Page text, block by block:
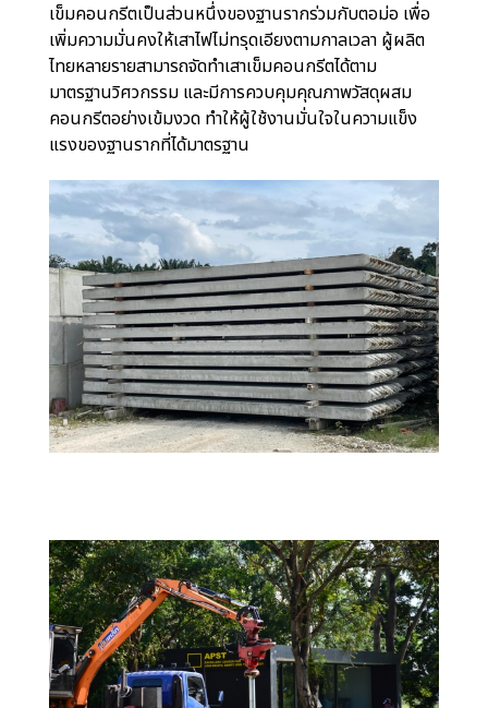
เข็มคอนกรีตเป็นส่วนหนึ่งของฐานรากร่วมกับตอม่อ เพื่อ
เพิ่มความมั่นคงให้เสาไฟไม่ทรุดเอียงตามกาลเวลา ผู้ผลิต
ไทยหลายรายสามารถจัดทำเสาเข็มคอนกรีตได้ตาม
มาตรฐานวิศวกรรม และมีการควบคุมคุณภาพวัสดุผสม
คอนกรีตอย่างเข้มงวด ทำให้ผู้ใช้งานมั่นใจในความแข็ง
แรงของฐานรากที่ได้มาตรฐาน